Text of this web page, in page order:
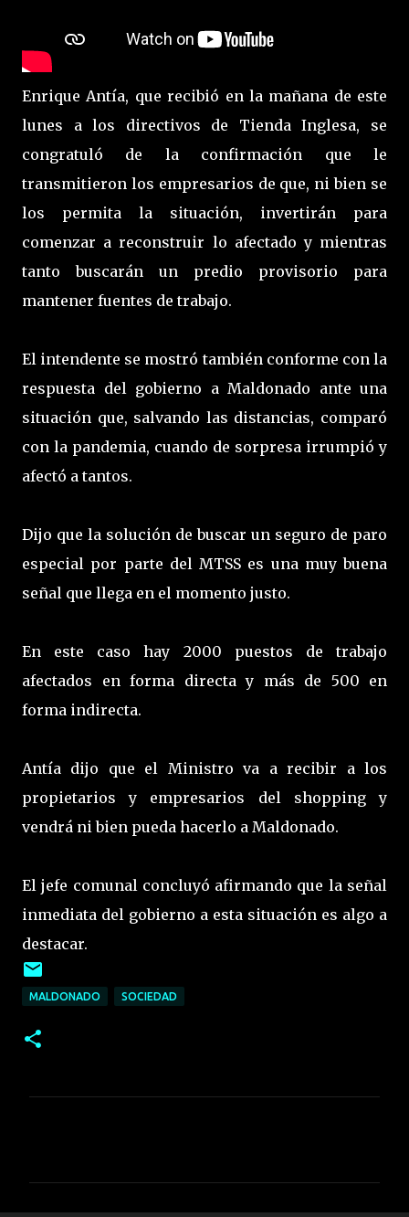
Enrique Antía, que recibió en la mañana de este
lunes a los directivos de Tienda Inglesa, se
congratuló de la confirmación que le
transmitieron los empresarios de que, ni bien se
los permita la situación, invertirán para
comenzar a reconstruir lo afectado y mientras
tanto buscarán un predio provisorio para
mantener fuentes de trabajo.
El intendente se mostró también conforme con la
respuesta del gobierno a Maldonado ante una
situación que, salvando las distancias, comparó
con la pandemia, cuando de sorpresa irrumpió y
afectó a tantos.
Dijo que la solución de buscar un seguro de paro
especial por parte del MTSS es una muy buena
señal que llega en el momento justo.
En este caso hay 2000 puestos de trabajo
afectados en forma directa y más de 500 en
forma indirecta.
Antía dijo que el Ministro va a recibir a los
propietarios y empresarios del shopping y
vendrá ni bien pueda hacerlo a Maldonado.
El jefe comunal concluyó afirmando que la señal
inmediata del gobierno a esta situación es algo a
destacar.
MALDONADO SOCIEDAD